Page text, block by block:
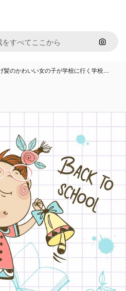
画像で
髪のかわいい女の子が学校に行く学校…